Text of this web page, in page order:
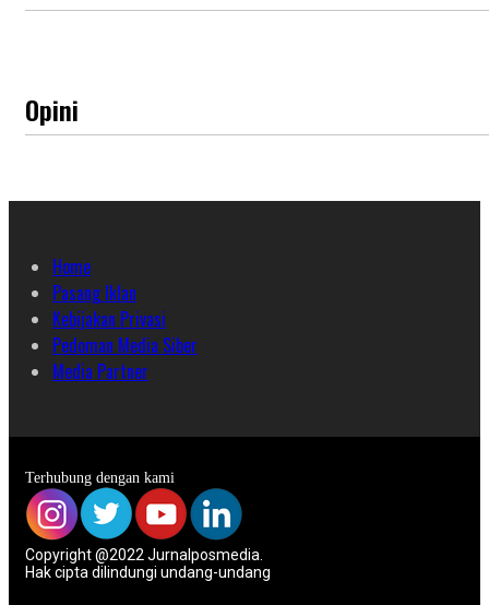
Opini
Home
Pasang Iklan
Kebijakan Privasi
Pedoman Media Siber
Media Partner
Terhubung dengan kami
Copyright @2022 Jurnalposmedia.
Hak cipta dilindungi undang-undang